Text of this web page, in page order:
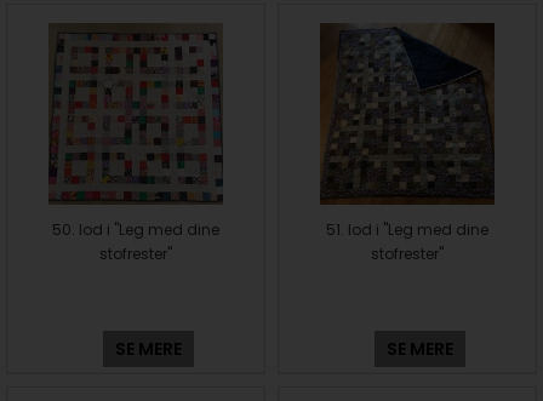
50. lod i "Leg med dine
stofrester"
SE MERE
51. lod i "Leg med dine
stofrester"
SE MERE